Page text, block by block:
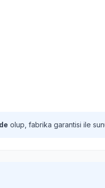
olup, fabrika garantisi ile